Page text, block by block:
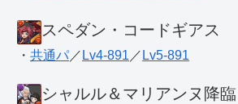
スペダン・コードギアス
・ 共通パ ／ Lv4-891 ／ Lv5-891
シャルル＆マリアンヌ降臨